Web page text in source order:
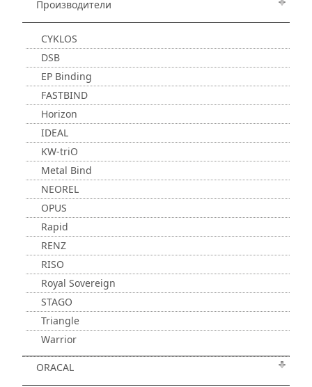
Производители
CYKLOS
DSB
EP Binding
FASTBIND
Horizon
IDEAL
KW-triO
Metal Bind
NEOREL
OPUS
Rapid
RENZ
RISO
Royal Sovereign
STAGO
Triangle
Warrior
ORACAL